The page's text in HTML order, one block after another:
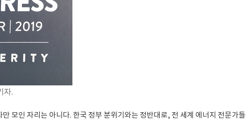
자.
모인 자리는 아니다. 한국 정부 분위기와는 정반대로, 전 세계 에너지 전문가